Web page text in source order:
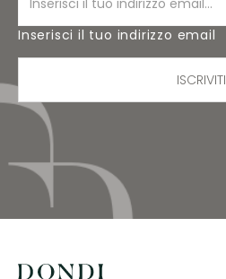
Inserisci il tuo indirizzo email
ISCRIVITI